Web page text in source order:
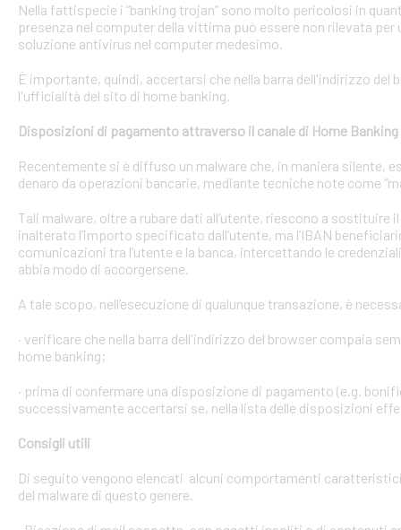
Nella fattispecie i “banking trojan” sono molto pericolosi in
presenza nel computer della vittima può essere non rilevata
soluzione antivirus nel computer medesimo.
È importante, quindi, accertarsi che nella barra dell'indirizzo
l'ufficialità del sito di home banking.
Disposizioni di pagamento attraverso il canale di Home Banking
Recentemente si è diffuso un malware che, in maniera silente,
denaro da operazioni bancarie, mediante tecniche note come
Tali malware, oltre a rubare dati all’utente, riescono a
inalterato l’importo specificato dall’utente, ma l’IBAN
comunicazioni tra l’utente e la banca, intercettando le
abbia modo di accorgersene.
A tale scopo, nell’esecuzione di qualunque transazione, è
· verificare che nella barra dell'indirizzo del browser compaia
home banking;
· prima di confermare una disposizione di pagamento (e.g.
successivamente accertarsi se, nella lista delle disposizioni
Consigli utili
Di seguito vengono elencati alcuni comportamenti
del malware di questo genere.